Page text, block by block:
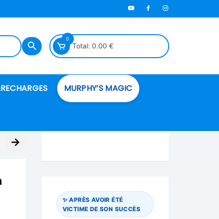
0
Total: 0.00 €
MURPHY’S MAGIC
→
✨ APRÈS AVOIR ÉTÉ
VICTIME DE SON SUCCÈS